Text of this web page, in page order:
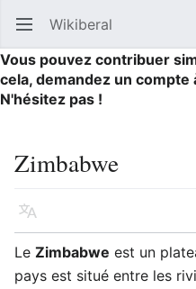
Ouvrir le menu principal Wikiberal
Vous pouvez contribuer
cela, demandez un
N'hésitez pas !
Zimbabwe
Langue
Le Zimbabwe est un
pays est situé entre les